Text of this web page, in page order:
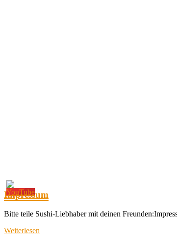
Impressum
Bitte teile Sushi-Liebhaber mit deinen
Weiterlesen